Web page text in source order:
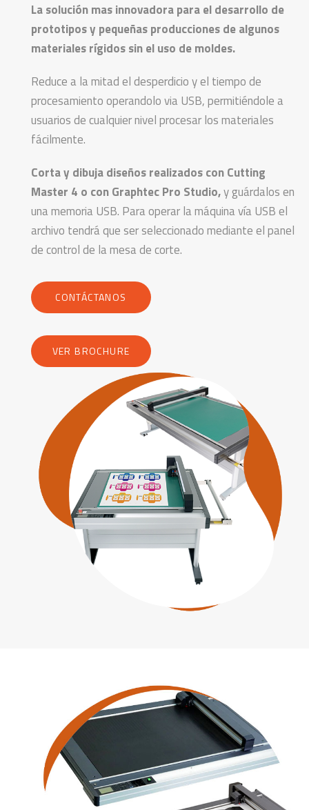
La solución mas innovadora para el desarrollo de
prototipos y pequeñas producciones de algunos
materiales rígidos sin el uso de moldes.
Reduce a la mitad el desperdicio y el tiempo de
procesamiento operandolo via USB, permitiéndole a
usuarios de cualquier nivel procesar los materiales
fácilmente.
Corta y dibuja diseños realizados con Cutting
Master 4 o con Graphtec Pro Studio,y guárdalos en
una memoria USB. Para operar la máquina vía USB el
archivo tendrá que ser seleccionado mediante el panel
de control de la mesa de corte.
CONTÁCTANOS
VER BROCHURE